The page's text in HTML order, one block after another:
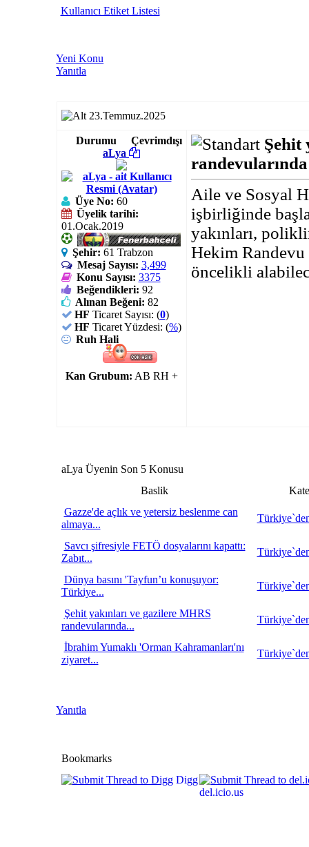
porno
izle
gaziantep
escort
youtube
abone
Kullanıcı Etiket Listesi
Yeni Konu
Yanıtla
23.Temmuz.2025
Durumu
Çevrimdışı
aLya
Üye No: 60
Üyelik tarihi:
01.Ocak.2019
Şehir: 61 Trabzon
Mesaj Sayısı: 3,499
Konu Sayısı: 3375
Beğendikleri: 92
Alınan Beğeni: 82
HF Ticaret Sayısı: (0)
HF Ticaret Yüzdesi: (%)
Ruh Hali
Kan Grubum: AB RH +
Şehit
Aile ve Sosyal
işbirliğinde
yakınları,
Hekim Randevu
öncelikli
aLya Üyenin Son 5 Konusu
Baslik
Gazze'de açlık ve yetersiz beslenme can
almaya...
Savcı şifresiyle FETÖ dosyalarını kapattı:
Zabıt...
Dünya basını 'Tayfun’u konuşuyor:
Türkiye...
Şehit yakınları ve gazilere MHRS
randevularında...
İbrahim Yumaklı 'Orman Kahramanları'nı
ziyaret...
Yanıtla
Bookmarks
Digg
del.icio.us